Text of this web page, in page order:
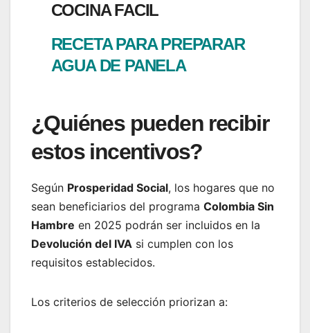
COCINA FACIL
RECETA PARA PREPARAR
AGUA DE PANELA
¿Quiénes pueden recibir
estos incentivos?
Según Prosperidad Social, los hogares que no
sean beneficiarios del programa Colombia Sin
Hambre en 2025 podrán ser incluidos en la
Devolución del IVA si cumplen con los
requisitos establecidos.
Los criterios de selección priorizan a: